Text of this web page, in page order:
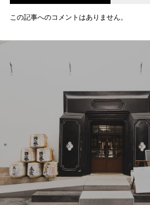
この記事へのコメントはありません。